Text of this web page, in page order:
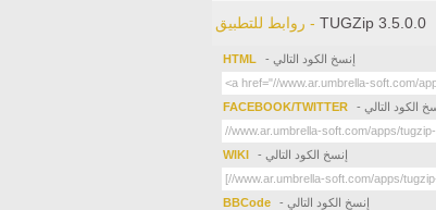
روابط للتطبيق - TUGZip 3.5.0.0
HTML - إنسخ الكود التالي
FACEBOOK/TWITTER الكود التالي
WIKI - إنسخ الكود التالي
BBCode - إنسخ الكود التالي